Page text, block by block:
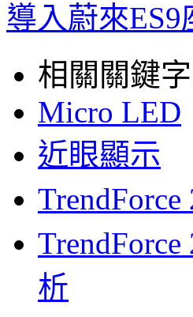
導入蔚來ES9
相關關鍵
Micro LED
近眼顯示
析